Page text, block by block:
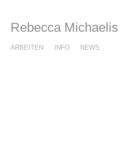
Rebecca Michaelis
ARBEITEN INFO NEWS